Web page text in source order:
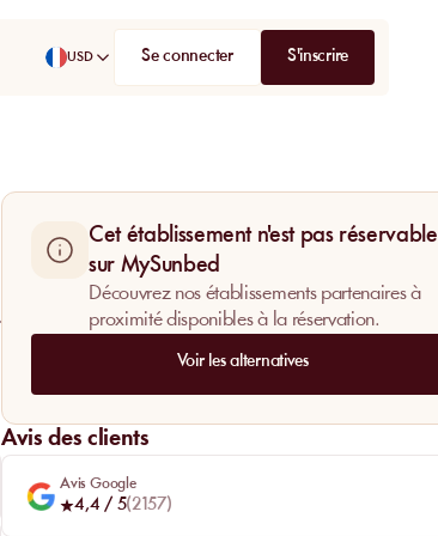
USD Se connecter
S'inscrire
Cet établissement n'est pas réservable
sur MySunbed
Découvrez nos établissements partenaires à
proximité disponibles à la réservation.
Voir les alternatives
Avis des clients
Avis Google
4,4 / 5(2157)